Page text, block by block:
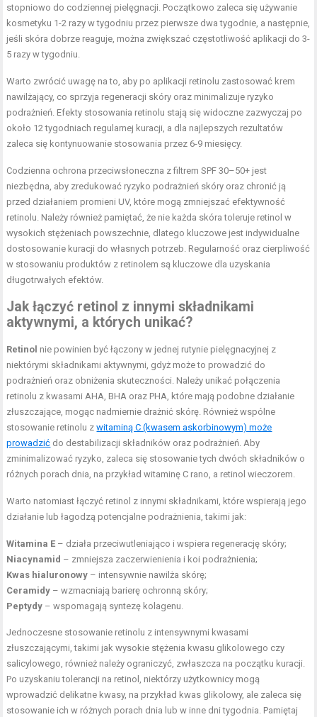
stopniowo do codziennej pielęgnacji. Początkowo zaleca się używanie
kosmetyku 1-2 razy w tygodniu przez pierwsze dwa tygodnie, a następnie,
jeśli skóra dobrze reaguje, można zwiększać częstotliwość aplikacji do 3-
5 razy w tygodniu.
Warto zwrócić uwagę na to, aby po aplikacji retinolu zastosować krem
nawilżający, co sprzyja regeneracji skóry oraz minimalizuje ryzyko
podrażnień. Efekty stosowania retinolu stają się widoczne zazwyczaj po
około 12 tygodniach regularnej kuracji, a dla najlepszych rezultatów
zaleca się kontynuowanie stosowania przez 6-9 miesięcy.
Codzienna ochrona przeciwsłoneczna z filtrem SPF 30–50+ jest
niezbędna, aby zredukować ryzyko podrażnień skóry oraz chronić ją
przed działaniem promieni UV, które mogą zmniejszać efektywność
retinolu. Należy również pamiętać, że nie każda skóra toleruje retinol w
wysokich stężeniach powszechnie, dlatego kluczowe jest indywidualne
dostosowanie kuracji do własnych potrzeb. Regularność oraz cierpliwość
w stosowaniu produktów z retinolem są kluczowe dla uzyskania
długotrwałych efektów.
Jak łączyć retinol z innymi składnikami
aktywnymi, a których unikać?
Retinol nie powinien być łączony w jednej rutynie pielęgnacyjnej z
niektórymi składnikami aktywnymi, gdyż może to prowadzić do
podrażnień oraz obniżenia skuteczności. Należy unikać połączenia
retinolu z kwasami AHA, BHA oraz PHA, które mają podobne działanie
złuszczające, mogąc nadmiernie drażnić skórę. Również wspólne
stosowanie retinolu zwitaminą C (kwasem askorbinowym) może
prowadzić do destabilizacji składników oraz podrażnień. Aby
zminimalizować ryzyko, zaleca się stosowanie tych dwóch składników o
różnych porach dnia, na przykład witaminę C rano, a retinol wieczorem.
Warto natomiast łączyć retinol z innymi składnikami, które wspierają jego
działanie lub łagodzą potencjalne podrażnienia, takimi jak:
Witamina E – działa przeciwutleniająco i wspiera regenerację skóry;
Niacynamid – zmniejsza zaczerwienienia i koi podrażnienia;
Kwas hialuronowy – intensywnie nawilża skórę;
Ceramidy – wzmacniają barierę ochronną skóry;
Peptydy – wspomagają syntezę kolagenu.
Jednoczesne stosowanie retinolu z intensywnymi kwasami
złuszczającymi, takimi jak wysokie stężenia kwasu glikolowego czy
salicylowego, również należy ograniczyć, zwłaszcza na początku kuracji.
Po uzyskaniu tolerancji na retinol, niektórzy użytkownicy mogą
wprowadzić delikatne kwasy, na przykład kwas glikolowy, ale zaleca się
stosowanie ich w różnych porach dnia lub w inne dni tygodnia. Pamiętaj